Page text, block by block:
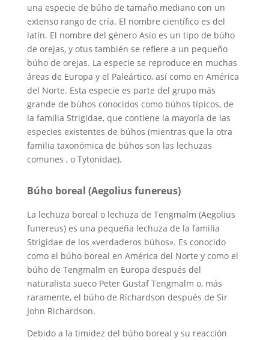
una especie de búho de tamaño mediano con un
extenso rango de cría. El nombre científico es del
latín. El nombre del género Asio es un tipo de búho
de orejas, y otus también se refiere a un pequeño
búho de orejas. La especie se reproduce en muchas
áreas de Europa y el Paleártico, así como en América
del Norte. Esta especie es parte del grupo más
grande de búhos conocidos como búhos típicos, de
la familia Strigidae, que contiene la mayoría de las
especies existentes de búhos (mientras que la otra
familia taxonómica de búhos son las lechuzas
comunes , o Tytonidae).
Búho boreal (Aegolius funereus)
La lechuza boreal o lechuza de Tengmalm (Aegolius
funereus) es una pequeña lechuza de la familia
Strigidae de los «verdaderos búhos». Es conocido
como el búho boreal en América del Norte y como el
búho de Tengmalm en Europa después del
naturalista sueco Peter Gustaf Tengmalm o, más
raramente, el búho de Richardson después de Sir
John Richardson.
Debido a la timidez del búho boreal y su reacción